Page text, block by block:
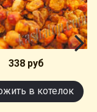
338 руб
в котелок